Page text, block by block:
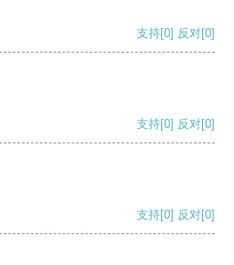
支持[0] 反对[0]
支持[0] 反对[0]
支持[0] 反对[0]